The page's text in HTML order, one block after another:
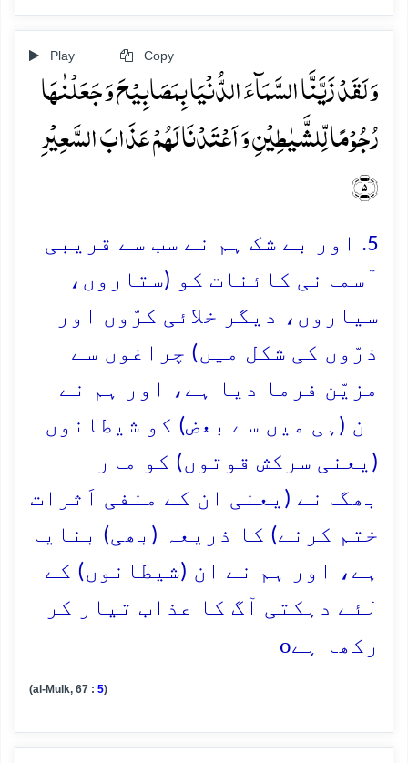
Play Copy
وَ لَقَدۡ زَیَّنَّا السَّمَآءَ الدُّنۡیَا بِمَصَابِیۡحَ وَ جَعَلۡنٰہَا
رُجُوۡمًا لِّلشَّیٰطِیۡنِ وَ اَعۡتَدۡنَا لَہُمۡ عَذَابَ السَّعِیۡرِ
﴿۵﴾
5. اور بے شک ہم نے سب سے قریبی
آسمانی کائنات کو (ستاروں،
سیاروں، دیگر خلائی کرّوں اور
ذرّوں کی شکل میں) چراغوں سے
مزیّن فرما دیا ہے، اور ہم نے
ان (ہی میں سے بعض) کو شیطانوں
(یعنی سرکش قوتوں) کو مار
بھگانے (یعنی ان کے منفی اَثرات
ختم کرنے) کا ذریعہ (بھی) بنایا
ہے، اور ہم نے ان (شیطانوں) کے
لئے دہکتی آگ کا عذاب تیار کر
رکھا ہےo
(al-Mulk, 67 : 5)